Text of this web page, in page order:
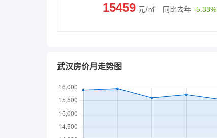
15459 元/㎡ 同比去年 -5.33%
武汉房价月走势图